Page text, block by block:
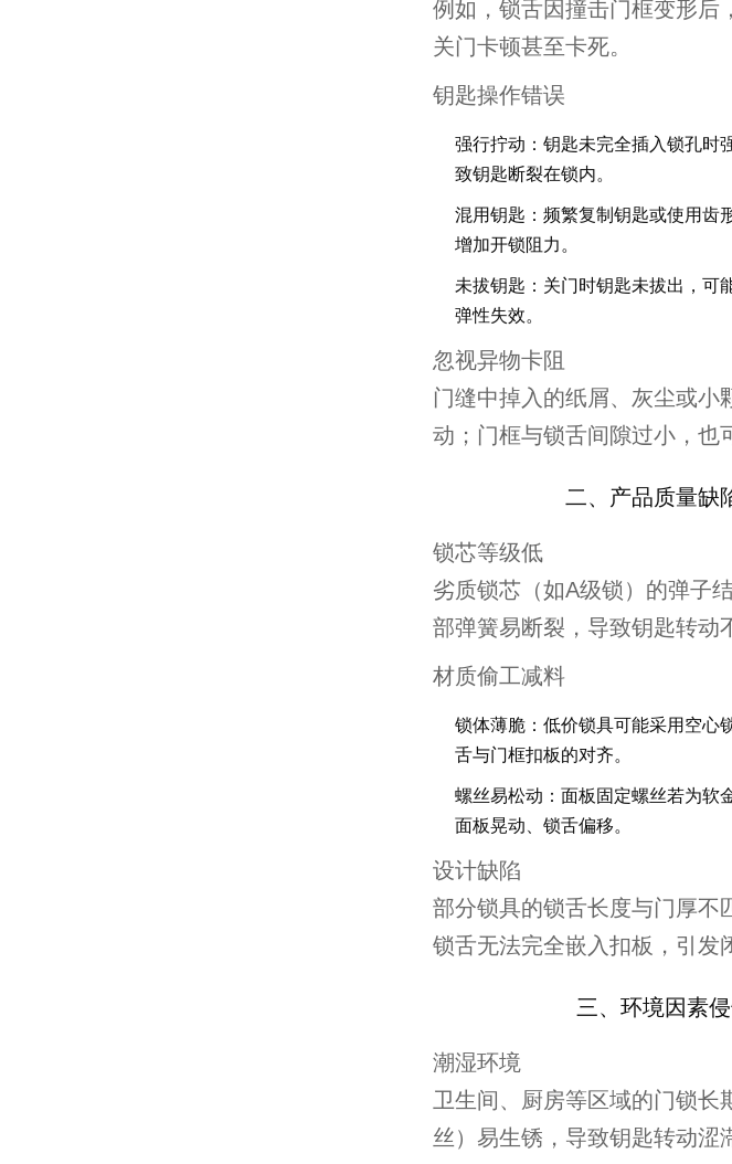
例如，锁舌因撞击门框变形后
关门卡顿甚至卡死。
钥匙操作错误
强行拧动 ：钥匙未完全插入锁孔时
致钥匙断裂在锁内。
混用钥匙 ：频繁复制钥匙或使用齿
增加开锁阻力。
未拔钥匙 ：关门时钥匙未拔出，
弹性失效。
忽视异物卡阻
门缝中掉入的纸屑、灰尘或小
动；门框与锁舌间隙过小，也
二、产品质量缺
锁芯等级低
劣质锁芯（如A级锁）的弹子
部弹簧易断裂，导致钥匙转动
材质偷工减料
锁体薄脆：低价锁具可能采用空心
舌与门框扣板的对齐。
螺丝易松动 ：面板固定螺丝若为软
面板晃动、锁舌偏移。
设计缺陷
部分锁具的锁舌长度与门厚不
锁舌无法完全嵌入扣板，引发
三、环境因素
潮湿环境
卫生间、厨房等区域的门锁长
丝）易生锈，导致钥匙转动涩